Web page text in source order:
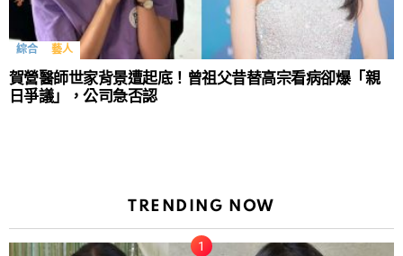
綜合 藝人
賀營醫師世家背景遭起底！曾祖父昔替高宗看病卻爆「親
日爭議」，公司急否認
TRENDING NOW